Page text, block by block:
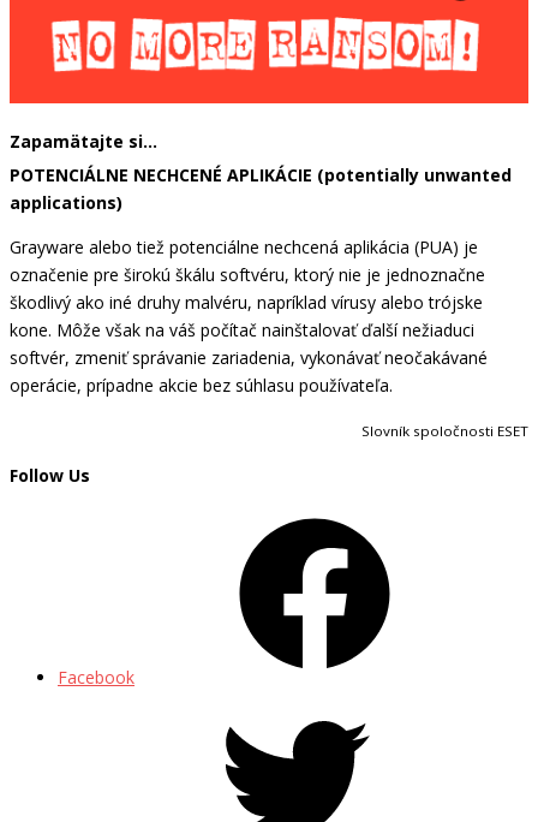
Zapamätajte si…
POTENCIÁLNE NECHCENÉ APLIKÁCIE (potentially unwanted
applications)
Grayware alebo tiež potenciálne nechcená aplikácia (PUA) je
označenie pre širokú škálu softvéru, ktorý nie je jednoznačne
škodlivý ako iné druhy malvéru, napríklad vírusy alebo trójske
kone. Môže však na váš počítač nainštalovať ďalší nežiaduci
softvér, zmeniť správanie zariadenia, vykonávať neočakávané
operácie, prípadne akcie bez súhlasu používateľa.
Slovník spoločnosti ESET
Follow Us
Facebook